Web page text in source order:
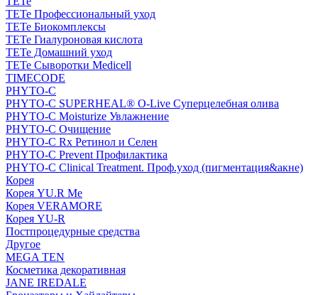
TETe Профессиональный уход
TETe Биокомплексы
TETe Гиалуроновая кислота
TETe Домашний уход
TETe Сыворотки Medicell
TIMECODE
PHYTO-C
PHYTO-C SUPERHEAL® O-Live Суперцелебная олива
PHYTO-C Moisturize Увлажнение
PHYTO-C Очищение
PHYTO-C Rx Ретинол и Селен
PHYTO-C Prevent Профилактика
PHYTO-C Clinical Treatment. Проф.уход (пигментация&акне)
Корея
Корея YU.R Me
Корея VERAMORE
Корея YU-R
Постпроцедурные средства
Другое
MEGA TEN
Косметика декоративная
JANE IREDALE